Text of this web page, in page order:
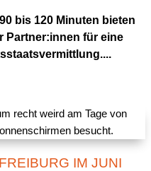
bis 120 Minuten bieten
Partner:innen für eine
IM JUNI